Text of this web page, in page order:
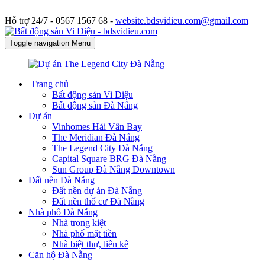
Hỗ trợ 24/7 - 0567 1567 68 - website.bdsvidieu.com@gmail.com
Toggle navigation Menu
Trang chủ
Bất động sản Vi Diệu
Bất động sản Đà Nẵng
Dự án
Vinhomes Hải Vân Bay
The Meridian Đà Nẵng
The Legend City Đà Nẵng
Capital Square BRG Đà Nẵng
Sun Group Đà Nẵng Downtown
Đất nền Đà Nẵng
Đất nền dự án Đà Nẵng
Đất nền thổ cư Đà Nẵng
Nhà phố Đà Nẵng
Nhà trong kiệt
Nhà phố mặt tiền
Nhà biệt thự, liền kề
Căn hộ Đà Nẵng